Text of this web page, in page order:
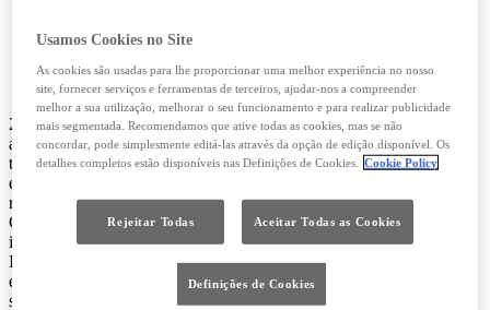
volante, acompanhadas por sons emocionantes do motor e
pela informação mostrada no ecrã digital multifunções atrás
do volante.
25 de março de 2026 - O novo SUV premium RZ traz novos
avanços para a Lexus Electrified com a introdução de novas
tecnologias que elevam a experiência de condução de um veículo
elétrico e levam o “Lexus Driving Signature” a um novo patamar,
reforçando as suas qualidades essenciais de Conforto, Controlo e
Confiança em todos os momentos. Uma das inovações é a
introdução do “Interactive Manual Drive” (Condução Manual
Interativa), um sistema de mudança de velocidades virtual que traz
emoção à condução diária, criando um diálogo mais profundo e
significativo entre o condutor e o carro.
Usamos Cookies no Site
As cookies são usadas para lhe proporcionar uma melhor experiência no nosso
site, fornecer serviços e ferramentas de terceiros, ajudar-nos a compreender
melhor a sua utilização, melhorar o seu funcionamento e para realizar publicidade
mais segmentada. Recomendamos que ative todas as cookies, mas se não
concordar, pode simplesmente editá-las através da opção de edição disponível. Os
detalhes completos estão disponíveis nas Definições de Cookies.
Cookie Policy
Rejeitar Todas Aceitar Todas as Cookies
Definições de Cookies